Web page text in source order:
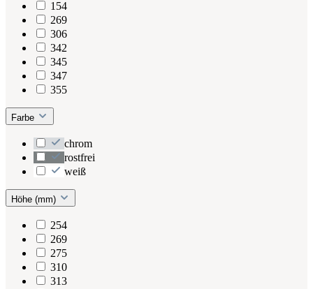
154
269
306
342
345
347
355
Farbe
chrom
rostfrei
weiß
Höhe (mm)
254
269
275
310
313